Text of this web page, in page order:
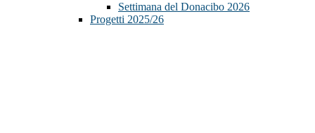
Settimana del Donacibo 2026
Progetti 2025/26